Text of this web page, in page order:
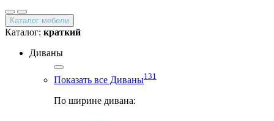
Каталог мебели
Каталог: краткий
Диваны
Показать все Диваны131
По ширине дивана: